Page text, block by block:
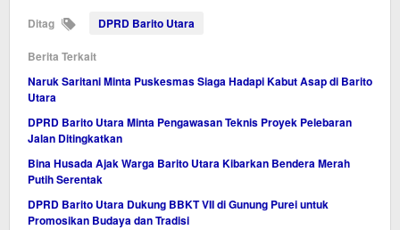
Ditag DPRD Barito Utara
Berita Terkait
Naruk Saritani Minta Puskesmas Siaga Hadapi Kabut Asap di Barito
Utara
DPRD Barito Utara Minta Pengawasan Teknis Proyek Pelebaran
Jalan Ditingkatkan
Bina Husada Ajak Warga Barito Utara Kibarkan Bendera Merah
Putih Serentak
DPRD Barito Utara Dukung BBKT VII di Gunung Purei untuk
Promosikan Budaya dan Tradisi